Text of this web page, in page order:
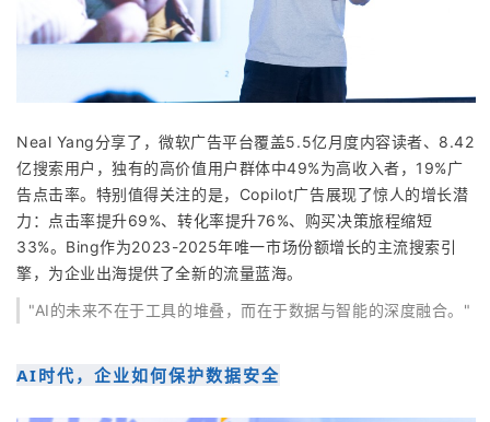
Neal Yang分享了，微软广告平台覆盖5.5亿月度内容读者、8.42
亿搜索用户，独有的高价值用户群体中49%为高收入者，19%广
告点击率。特别值得关注的是，Copilot广告展现了惊人的增长潜
力：点击率提升69%、转化率提升76%、购买决策旅程缩短
33%。Bing作为2023-2025年唯一市场份额增长的主流搜索引
擎，为企业出海提供了全新的流量蓝海。
"AI的未来不在于工具的堆叠，而在于数据与智能的深度融合。"
AI时代，企业如何保护数据安全